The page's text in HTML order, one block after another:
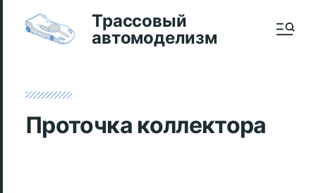
Трассовый
автомоделизм
Проточка коллектора